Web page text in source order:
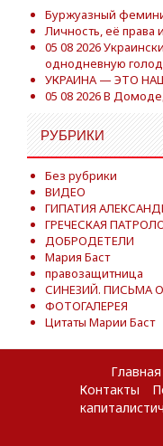
Буржуазный
Личность, её права
05 08 2026
однодневную
УКРАИНА — ЭТО
05 08 2026 В
РУБРИКИ
Без рубрики
ВИДЕО
ГИПАТИЯ
ГРЕЧЕСКАЯ
ДОБРОДЕТЕЛИ
Мария Баст
правозащитница
СИНЕЗИЙ. ПИСЬМА
ФОТОГАЛЕРЕЯ
Цитаты Марии Баст
Главная
Контакты